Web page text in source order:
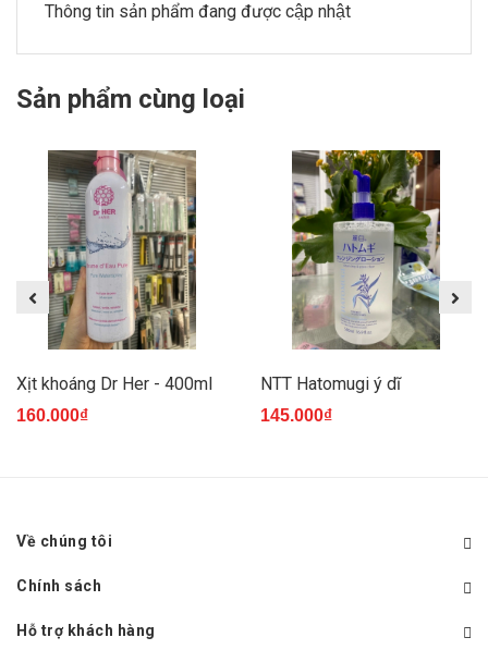
Thông tin sản phẩm đang được cập nhật
Sản phẩm cùng loại
Xịt khoáng Dr Her - 400ml
160.000₫
NTT Hatomugi ý dĩ
145.000₫
Về chúng tôi
Chính sách
Hỗ trợ khách hàng